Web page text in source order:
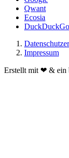
Qwant
Ecosia
DuckDuckGo
Impressum
Erstellt mit ❤ & ein